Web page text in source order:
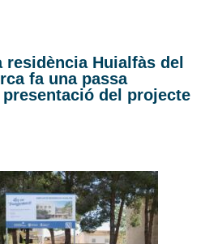
residència Huialfàs del
fa una passa
del projecte